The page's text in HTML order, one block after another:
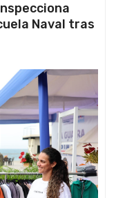
Naval tras